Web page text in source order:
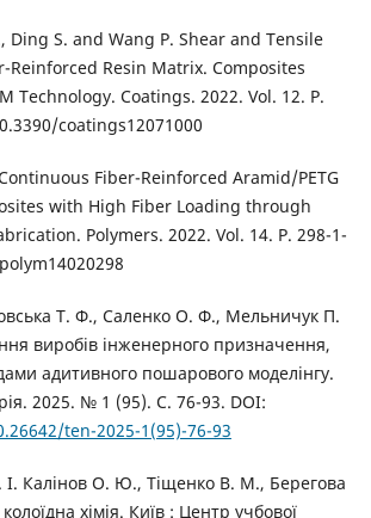
Ding S. and Wang P. Shear and Tensile
Reinforced Resin Matrix. Composites
Technology. Coatings. 2022. Vol. 12. Р.
coatings12071000
Fiber-Reinforced Aramid/PETG
with High Fiber Loading through
Polymers. 2022. Vol. 14. Р. 298-1-
Т. Ф., Саленко О. Ф., Мельничук П.
виробів інженерного призначення,
адитивного пошарового моделінгу.
2025. № 1 (95). С. 76-93. DOI:
ten-2025-1(95)-76-93
Калінов О. Ю., Тіщенко В. М., Берегова
хімія. Київ : Центр учбової